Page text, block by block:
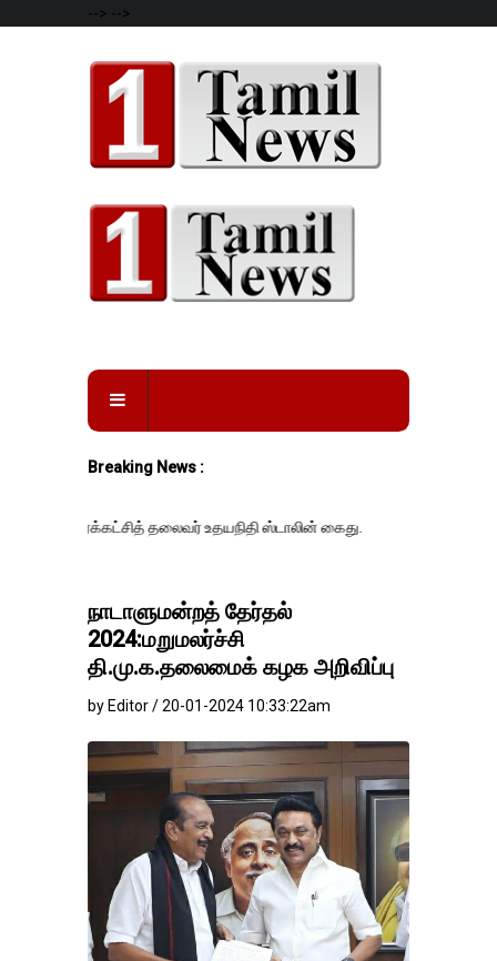
--> -->
Breaking News :
தலைவர் உதயநிதி ஸ்டாலின் கைது.
நாடாளுமன்றத் தேர்தல்
2024:மறுமலர்ச்சி
தி.மு.க.தலைமைக் கழக அறிவிப்பு
by Editor / 20-01-2024 10:33:22am